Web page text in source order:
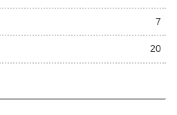
7
20